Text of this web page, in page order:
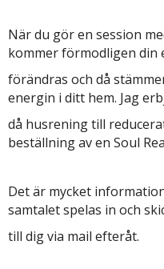
När du gör en session
kommer förmodligen din
förändras och då
energin i ditt hem. Jag
då husrening till
beställning av en Soul
Det är mycket
samtalet spelas in och
till dig via mail efteråt.